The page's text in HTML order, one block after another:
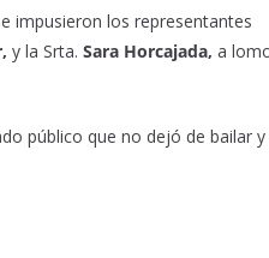
impusieron los representantes
y la Srta. Sara Horcajada, a
público que no dejó de bailar y